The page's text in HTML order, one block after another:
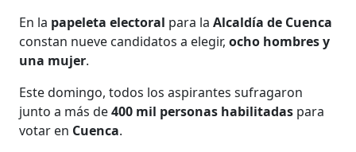
En la papeleta electoral para la Alcaldía de Cuenca
constan nueve candidatos a elegir, ocho hombres y
una mujer.
Este domingo, todos los aspirantes sufragaron
junto a más de400 mil personas habilitadas para
votar en Cuenca.